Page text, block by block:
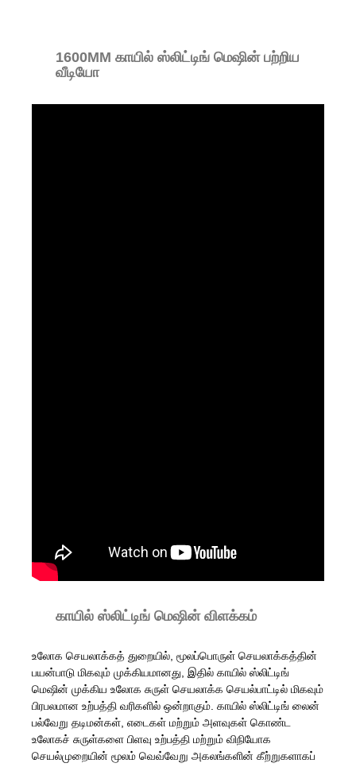
1600MM காயில் ஸ்லிட்டிங் மெஷின் பற்றிய
வீடியோ
காயில் ஸ்லிட்டிங் மெஷின் விளக்கம்
உலோக செயலாக்கத் துறையில், மூலப்பொருள் செயலாக்கத்தின்
பயன்பாடு மிகவும் முக்கியமானது, இதில் காயில் ஸ்லிட்டிங்
மெஷின் முக்கிய உலோக சுருள் செயலாக்க செயல்பாட்டில் மிகவும்
பிரபலமான உற்பத்தி வரிகளில் ஒன்றாகும். காயில் ஸ்லிட்டிங் லைன்
பல்வேறு தடிமன்கள், எடைகள் மற்றும் அளவுகள் கொண்ட
உலோகச் சுருள்களை பிளவு உற்பத்தி மற்றும் விநியோக
செயல்முறையின் மூலம் வெவ்வேறு அகலங்களின் கீற்றுகளாகப்